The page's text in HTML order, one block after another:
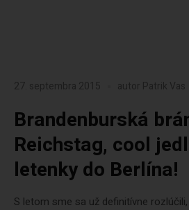
27. septembra 2015 autor Patrik Vas
Brandenburská
Reichstag, cool
letenky do Berlína!
S letom sme sa už definitívne